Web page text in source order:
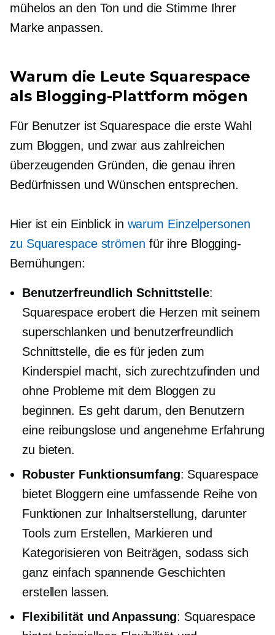
mühelos an den Ton und die Stimme Ihrer
Marke anpassen.
Warum die Leute Squarespace
als Blogging-Plattform mögen
Für Benutzer ist Squarespace die erste Wahl
zum Bloggen, und zwar aus zahlreichen
überzeugenden Gründen, die genau ihren
Bedürfnissen und Wünschen entsprechen.
Hier ist ein Einblick in warum Einzelpersonen
zu Squarespace strömen für ihre Blogging-
Bemühungen:
Benutzerfreundlich Schnittstelle:
Squarespace erobert die Herzen mit seinem
superschlanken und benutzerfreundlich
Schnittstelle, die es für jeden zum
Kinderspiel macht, sich zurechtzufinden und
ohne Probleme mit dem Bloggen zu
beginnen. Es geht darum, den Benutzern
eine reibungslose und angenehme Erfahrung
zu bieten.
Robuster Funktionsumfang: Squarespace
bietet Bloggern eine umfassende Reihe von
Funktionen zur Inhaltserstellung, darunter
Tools zum Erstellen, Markieren und
Kategorisieren von Beiträgen, sodass sich
ganz einfach spannende Geschichten
erstellen lassen.
Flexibilität und Anpassung: Squarespace